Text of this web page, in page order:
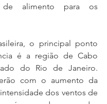
de alimento para os
o principal ponto
é a região de Cabo
do Rio de Janeiro.
com o aumento da
dos ventos de